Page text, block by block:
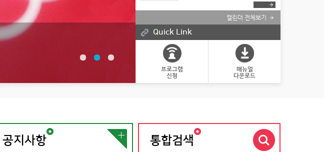
캘린더 전체보기
Quick Link
프로그램
신청
매뉴얼
다운로드
공지사항 통합검색